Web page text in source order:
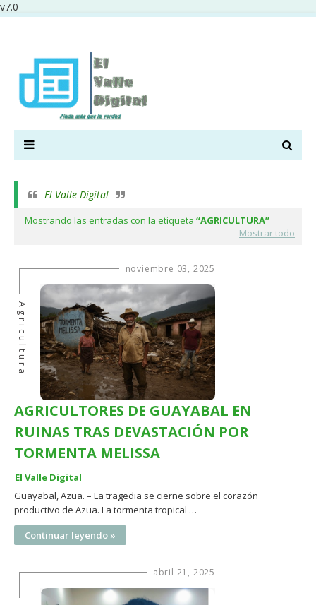
v7.0
El Valle Digital
Mostrando las entradas con la etiqueta AGRICULTURA
Mostrar todo
noviembre 03, 2025
Agricultura
AGRICULTORES DE GUAYABAL EN
RUINAS TRAS DEVASTACIÓN POR
TORMENTA MELISSA
El Valle Digital
Guayabal, Azua. – La tragedia se cierne sobre el corazón
productivo de Azua. La tormenta tropical …
Continuar leyendo »
abril 21, 2025